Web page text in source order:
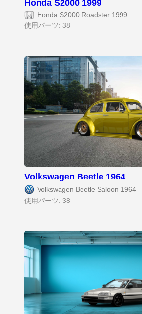
Honda S2000 1999
Honda S2000 Roadster 1999
使用パーツ: 38
Volkswagen Beetle 1964
Volkswagen Beetle Saloon 1964
使用パーツ: 38